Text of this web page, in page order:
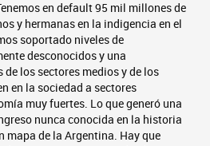
en default 95 mil millones de
y hermanas en la indigencia en el
soportado niveles de
desconocidos y una
los sectores medios y de los
en la sociedad a sectores
muy fuertes. Lo que generó una
nunca conocida en la historia
mapa de la Argentina. Hay que